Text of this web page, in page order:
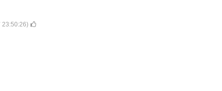
23:50:26)